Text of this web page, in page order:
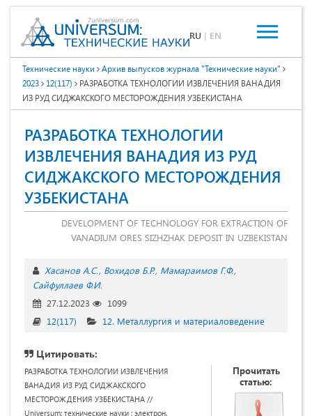
RU | EN
Технические науки
Архив выпусков журнала "Технические науки"
2023
12(117)
РАЗРАБОТКА ТЕХНОЛОГИИ ИЗВЛЕЧЕНИЯ ВАНАДИЯ
ИЗ РУД СИДЖАКСКОГО МЕСТОРОЖДЕНИЯ УЗБЕКИСТАНА
РАЗРАБОТКА ТЕХНОЛОГИИ
ИЗВЛЕЧЕНИЯ ВАНАДИЯ ИЗ РУД
СИДЖАКСКОГО МЕСТОРОЖДЕНИЯ
УЗБЕКИСТАНА
DEVELOPMENT OF TECHNOLOGY FOR EXTRACTION OF
VANADIUM ORES SIZHZHAK DEPOSIT IN UZBEKISTAN
Хасанов А.С. Вохидов Б.Р. Мамараимов Г.Ф.
Сайфуллаев Ф.И.
27.12.2023
1099
12(117)
12. Металлургия и материаловедение
Цитировать:
РАЗРАБОТКА ТЕХНОЛОГИИ ИЗВЛЕЧЕНИЯ
ВАНАДИЯ ИЗ РУД СИДЖАКСКОГО
МЕСТОРОЖДЕНИЯ УЗБЕКИСТАНА //
Universum: технические науки : электрон.
Прочитать
статью: